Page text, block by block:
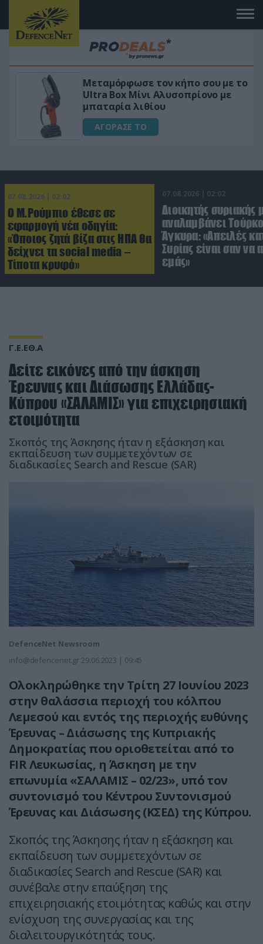
«Μαγική» φόρμουλα τριβόλι + VIP
για αύξηση της λίμπιντο
ΑΓΟΡΑΣΕ ΤΟ
07.08.2026 | 02:02
Ο Μ.Ρούμπιο έθεσε σε
εφαρμογή νέα οδηγία:
«Όποιος ζητά βίζα στις ΗΠΑ θα
δείχνει τα social media –
Τίποτα κρυφό»
07.08.2026 | 02:02
Διοικητής συριακής
αναλαμβάνει
Άγκυρα: «Απειλές
Συρίας είναι σαν να
εμάς»
Γ.Ε.ΕΘ.Α
Δείτε εικόνες από την άσκηση
Έρευνας και Διάσωσης Ελλάδας-
Κύπρου «ΣΑΛΑΜΙΣ» για επιχειρησιακή
ετοιμότητα
Σκοπός της Άσκησης ήταν η εξάσκηση και
εκπαίδευση των συμμετεχόντων σε
διαδικασίες Search and Rescue (SAR)
DefenceNet Newsroom
info@defencenet.gr 29.06.2023 | 09:45
Ολοκληρώθηκε την Τρίτη 27 Ιουνίου 2023
στην θαλάσσια περιοχή του κόλπου
Λεμεσού και εντός της περιοχής ευθύνης
Έρευνας – Διάσωσης της Κυπριακής
Δημοκρατίας που οριοθετείται από το
FIR Λευκωσίας, η Άσκηση με την
επωνυμία «ΣΑΛΑΜΙΣ – 02/23», υπό τον
συντονισμό του Κέντρου Συντονισμού
Έρευνας και Διάσωσης (ΚΣΕΔ) της Κύπρου.
Σκοπός της Άσκησης ήταν η εξάσκηση και
εκπαίδευση των συμμετεχόντων σε
διαδικασίες Search and Rescue (SAR) και
συνέβαλε στην επαύξηση της
επιχειρησιακής ετοιμότητας καθώς και στην
ενίσχυση της συνεργασίας και της
διαλειτουργικότητάς τους.